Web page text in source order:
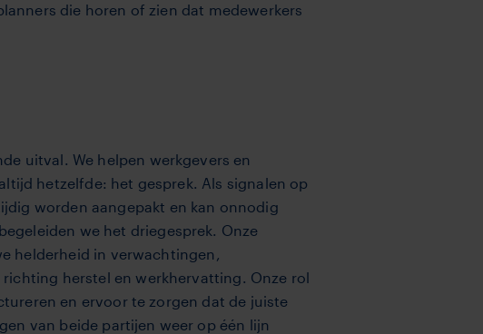
die horen of zien dat medewerkers
uitval. We helpen werkgevers en
hetzelfde: het gesprek. Als signalen op
worden aangepakt en kan onnodig
we het driegesprek. Onze
helderheid in verwachtingen,
herstel en werkhervatting. Onze rol
en ervoor te zorgen dat de juiste
van beide partijen weer op één lijn